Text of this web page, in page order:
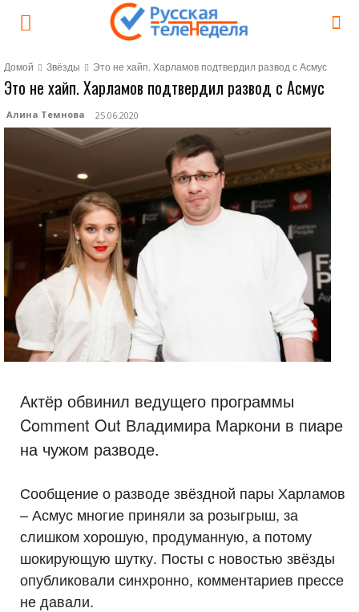
Домой Звёзды Это не хайп. Харламов подтвердил развод с Асмус
Это не хайп. Харламов подтвердил развод с Асмус
Алина Темнова 25.06.2020
Актёр обвинил ведущего программы
Comment Out Владимира Маркони в пиаре
на чужом разводе.
Сообщение о разводе звёздной пары Харламов
– Асмус многие приняли за розыгрыш, за
слишком хорошую, продуманную, а потому
шокирующую шутку. Посты с новостью звёзды
опубликовали синхронно, комментариев прессе
не давали.